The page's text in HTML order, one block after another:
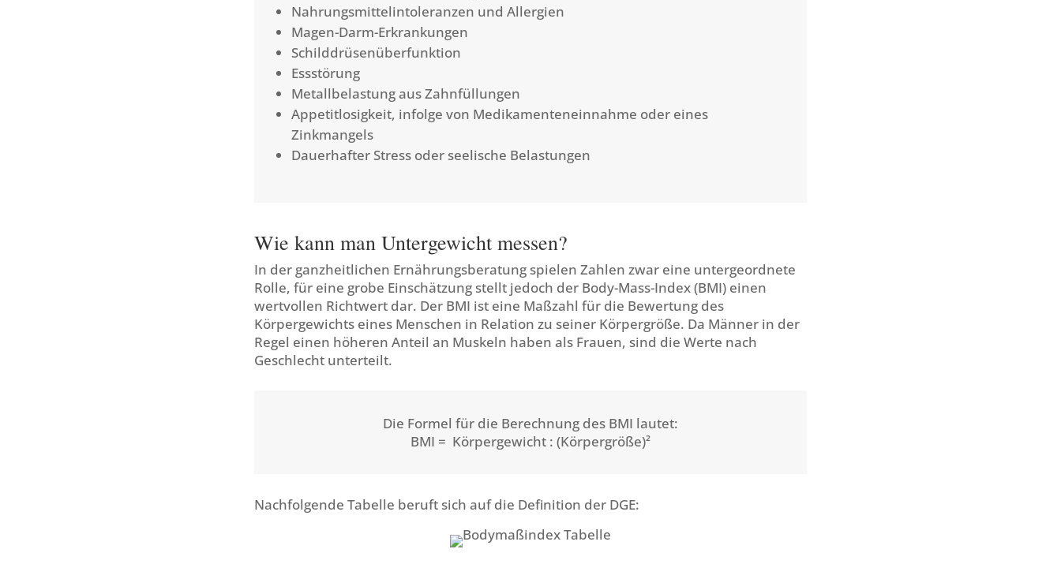
Nahrungsmittelintoleranzen und Allergien
Magen-Darm-Erkrankungen
Schilddrüsenüberfunktion
Essstörung
Metallbelastung aus Zahnfüllungen
Appetitlosigkeit, infolge von Medikamenteneinnahme oder eines
Zinkmangels
Dauerhafter Stress oder seelische Belastungen
Wie kann man Untergewicht messen?
In der ganzheitlichen Ernährungsberatung spielen Zahlen zwar eine untergeordnete
Rolle, für eine grobe Einschätzung stellt jedoch der Body-Mass-Index (BMI) einen
wertvollen Richtwert dar. Der BMI ist eine Maßzahl für die Bewertung des
Körpergewichts eines Menschen in Relation zu seiner Körpergröße. Da Männer in der
Regel einen höheren Anteil an Muskeln haben als Frauen, sind die Werte nach
Geschlecht unterteilt.
Die Formel für die Berechnung des BMI lautet:
BMI = Körpergewicht : (Körpergröße)²
Nachfolgende Tabelle beruft sich auf die Definition der DGE: